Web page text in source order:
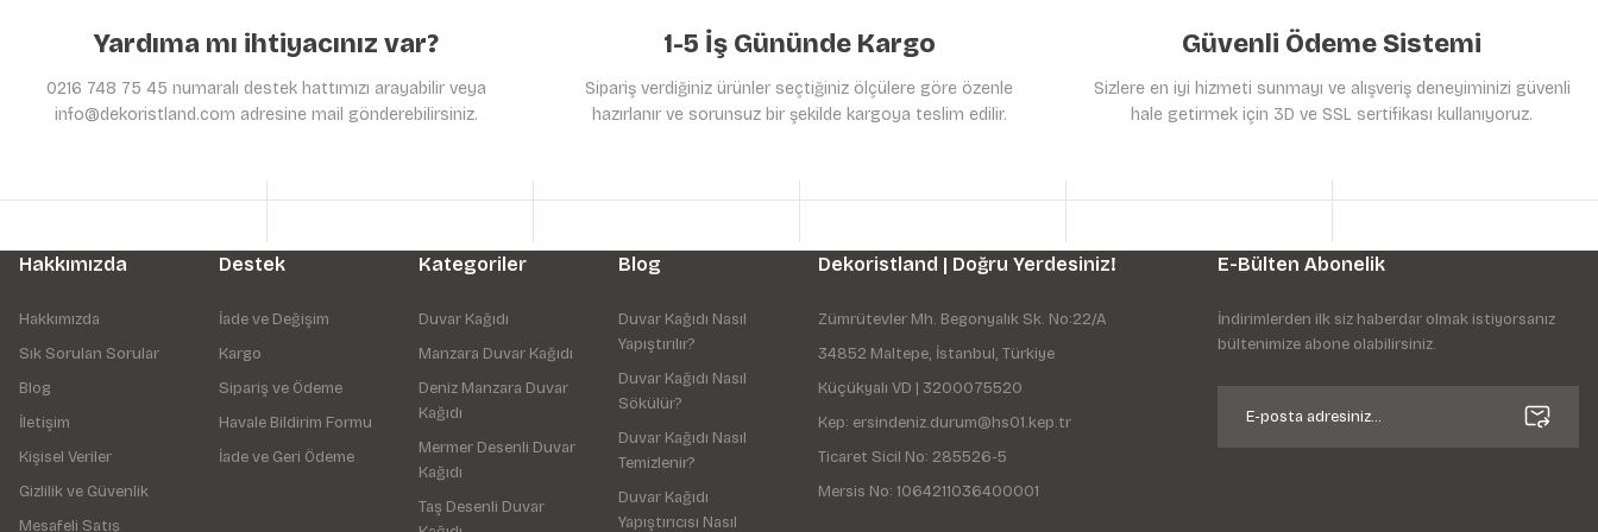
Gönder
Yardıma mı ihtiyacınız var?
0216 748 75 45 numaralı destek hattımızı arayabilir veya
info@dekoristland.com adresine mail gönderebilirsiniz.
1-5 İş Gününde Kargo
Sipariş verdiğiniz ürünler seçtiğiniz ölçülere göre özenle
hazırlanır ve sorunsuz bir şekilde kargoya teslim edilir.
Güvenli Ödeme Sistemi
Sizlere en iyi hizmeti sunmayı ve alışveriş deneyiminizi güvenli
hale getirmek için 3D ve SSL sertifikası kullanıyoruz.
Hakkımızda
Hakkımızda
Sık Sorulan Sorular
Blog
İletişim
Kişisel Veriler
Gizlilik ve Güvenlik
Mesafeli Satış
Destek
İade ve Değişim
Kargo
Sipariş ve Ödeme
Havale Bildirim Formu
İade ve Geri Ödeme
Kategoriler
Duvar Kağıdı
Manzara Duvar Kağıdı
Deniz Manzara Duvar
Kağıdı
Mermer Desenli Duvar
Kağıdı
Taş Desenli Duvar
Blog
Duvar Kağıdı Nasıl
Yapıştırılır?
Duvar Kağıdı Nasıl
Sökülür?
Duvar Kağıdı Nasıl
Temizlenir?
Duvar Kağıdı
Yapıştırıcısı Nasıl
Dekoristland | Doğru Yerdesiniz!
Zümrütevler Mh. Begonyalık Sk. No:22/A
34852 Maltepe, İstanbul, Türkiye
Küçükyalı VD | 3200075520
Kep: ersindeniz.durum@hs01.kep.tr
Ticaret Sicil No: 285526-5
Mersis No: 1064211036400001
E-Bülten Abonelik
İndirimlerden ilk siz haberdar olmak istiyorsanız
bültenimize abone olabilirsiniz.